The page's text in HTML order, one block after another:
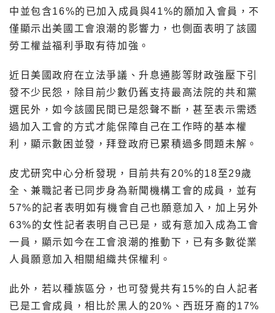
中並包含16%的已加入成員與41%的願加入會員，不
僅顯示出美國工會浪潮的影響力，也側面表明了該國
勞工權益福利爭取有待加強。
近日美國政府在立法爭議、升息通膨等財政強壓下引
發不少民怨，除目前少數仍舊支持最高法院的共和黨
選民外，如今該國民間已是怨聲不斷，甚至表示需透
過加入工會的方式才能保障自己在工作時的基本權
利，顯示數困並發，拜登政府已累積過多問題未解。
皮尤研究中心分析發現，目前共有20%的18至29歲
全、兼職記者已同步身為新聞機構工會的成員，並有
57%的記者表明如有機會自己也願意加入，加上另外
63%的女性記者表明自己已是，或有意加入成為工會
一員，顯示如今在工會浪潮的推動下，已有多數從業
人員願意加入相關組織共保權利。
此外，若以種族區分，也可發覺共有15%的白人記者
已是工會成員，相比於黑人的20%、西班牙裔的17%